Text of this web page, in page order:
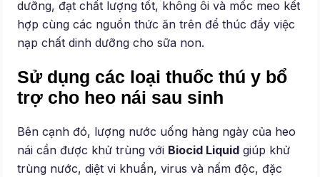
dưỡng, đạt chất lượng tốt, không ôi và mốc meo kết
hợp cùng các nguồn thức ăn trên để thúc đẩy việc
nạp chất dinh dưỡng cho sữa non.
Sử dụng các loại thuốc thú y bổ
trợ cho heo nái sau sinh
Bên cạnh đó, lượng nước uống hàng ngày của heo
nái cần được khử trùng với Biocid Liquid giúp khử
trùng nước, diệt vi khuẩn, virus và nấm độc, đặc